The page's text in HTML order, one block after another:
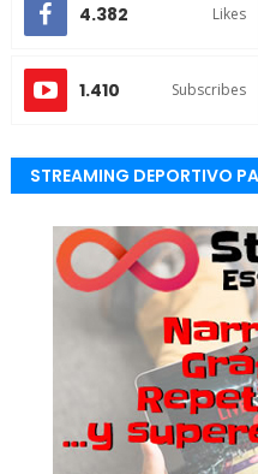
4.382 Likes
1.410 Subscribes
STREAMING DEPORTIVO